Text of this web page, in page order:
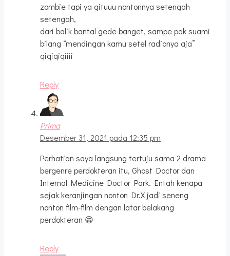
zombie tapi ya gituuu nontonnya setengah
setengah,
dari balik bantal gede banget, sampe pak suami
bilang “mendingan kamu setel radionya aja”
qiqiqiqiiii
Reply
Prima
Desember 31, 2021 pada 12:35 pm
Perhatian saya langsung tertuju sama 2 drama
bergenre perdokteran itu, Ghost Doctor dan
Internal Medicine Doctor Park. Entah kenapa
sejak keranjingan nonton Dr.X jadi seneng
nonton film-film dengan latar belakang
perdokteran 😁
Reply